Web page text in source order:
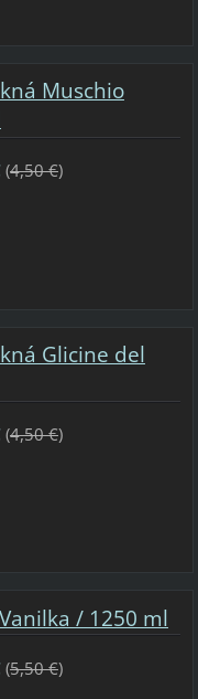
Muschio
(4,50 €)
Glicine del
(4,50 €)
/ 1250 ml
(5,50 €)